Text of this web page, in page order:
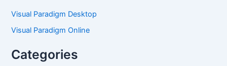
Visual Paradigm Desktop
Visual Paradigm Online
Categories